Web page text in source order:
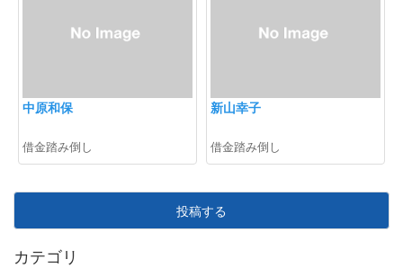
中原和保
借金踏み倒し
新山幸子
借金踏み倒し
投稿する
カテゴリ